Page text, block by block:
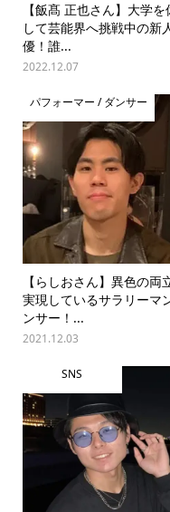
【飯髙 正也さん】大学を
して芸能界へ挑戦中の新
優！誰...
2022.12.07
パフォーマー / ダンサー
【らしおさん】異色の両
実現しているサラリーマ
ンサー！...
2021.12.03
SNS